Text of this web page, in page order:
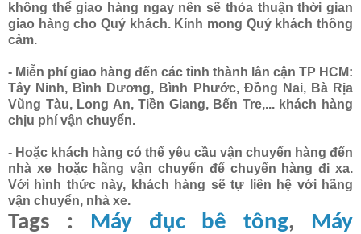
không thể giao hàng ngay nên sẽ thỏa thuận thời gian
giao hàng cho Quý khách. Kính mong Quý khách thông
cảm.
- Miễn phí giao hàng đến các tỉnh thành lân cận TP HCM:
Tây Ninh, Bình Dương, Bình Phước, Đồng Nai, Bà Rịa
Vũng Tàu, Long An, Tiền Giang, Bến Tre,... khách hàng
chịu phí vận chuyển.
- Hoặc khách hàng có thể yêu cầu vận chuyển hàng đến
nhà xe hoặc hãng vận chuyển để chuyển hàng đi xa.
Với hình thức này, khách hàng sẽ tự liên hệ với hãng
vận chuyển, nhà xe.
Tags : Máy đục bê tông, Máy